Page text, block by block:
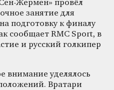
Жермен» провёл
занятие для
подготовку к финалу
сообщает RMC Sport, в
и русский голкипер
внимание уделялось
Вратари